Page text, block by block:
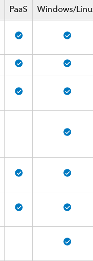
PaaS Windows/